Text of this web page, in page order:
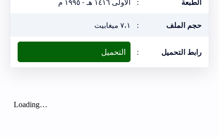
الطبعة : الأولى ١٤١٦ هـ - ١٩٩٥ م
حجم الملف : ٧،١ ميغابيت
رابط التحميل : التحميل